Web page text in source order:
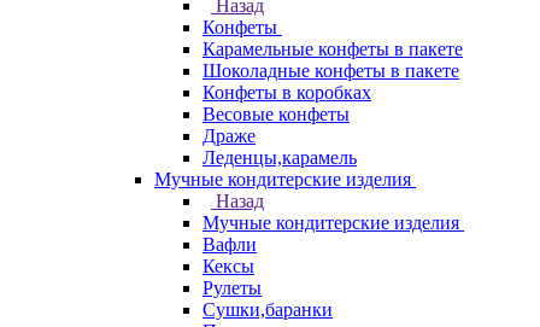
Назад
Конфеты
Карамельные конфеты в пакете
Шоколадные конфеты в пакете
Конфеты в коробках
Весовые конфеты
Драже
Леденцы,карамель
Мучные кондитерские изделия
Назад
Мучные кондитерские изделия
Вафли
Кексы
Рулеты
Сушки,баранки